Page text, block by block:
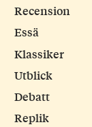
Recension
Essä
Klassiker
Utblick
Debatt
Replik